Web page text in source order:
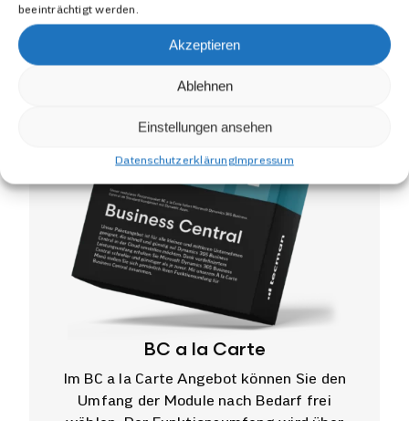
beeinträchtigt werden.
Akzeptieren
Ablehnen
Einstellungen ansehen
DatenschutzerklärungImpressum
BC a la Carte
Im BC a la Carte Angebot können Sie den
Umfang der Module nach Bedarf frei